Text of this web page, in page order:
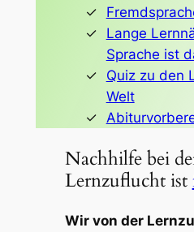
Lange
Sprache ist
Quiz zu den
Welt
Nachhilfe bei
Lernzuflucht ist
Wir von der